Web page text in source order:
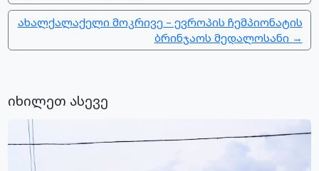
ახალქალაქელი მოკრივე – ევროპის ჩემპიონატის
ბრინჯაოს მედალოსანი →
იხილეთ ასევე